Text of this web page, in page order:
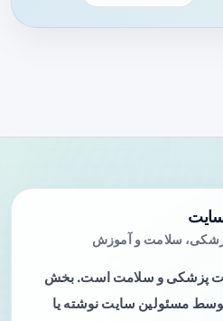
سلامت و آموزش
پزشکی و سلامت است. بخش
مسئولین سایت نوشته یا